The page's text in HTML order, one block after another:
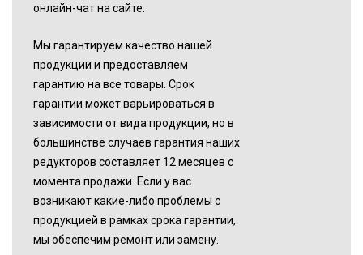
онлайн-чат на сайте.
Мы гарантируем качество нашей
продукции и предоставляем
гарантию на все товары. Срок
гарантии может варьироваться в
зависимости от вида продукции, но в
большинстве случаев гарантия наших
редукторов составляет 12 месяцев с
момента продажи. Если у вас
возникают какие-либо проблемы с
продукцией в рамках срока гарантии,
мы обеспечим ремонт или замену.